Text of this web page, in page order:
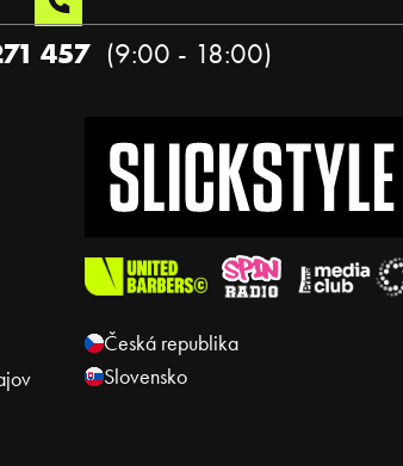
457
Česká republika
Slovensko